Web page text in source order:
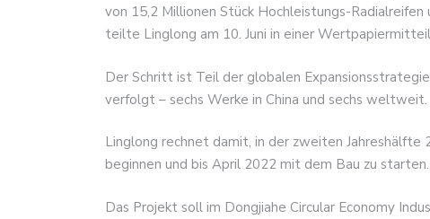
von 15,2 Millionen Stück Hochleistungs-
teilte Linglong am 10. Juni in einer
Der Schritt ist Teil der globalen
verfolgt – sechs Werke in China und sechs weltweit.
Linglong rechnet damit, in der zweiten Jahreshälfte
beginnen und bis April 2022 mit dem Bau zu starten.
Das Projekt soll im Dongjiahe Circular Economy